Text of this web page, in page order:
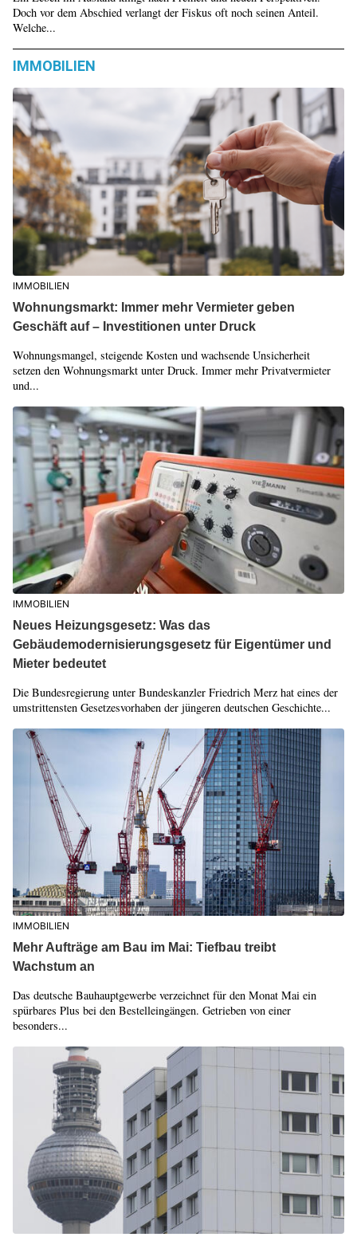
Doch vor dem Abschied verlangt der Fiskus oft noch seinen Anteil.
Welche...
IMMOBILIEN
IMMOBILIEN
Wohnungsmarkt: Immer mehr Vermieter geben
Geschäft auf – Investitionen unter Druck
Wohnungsmangel, steigende Kosten und wachsende Unsicherheit
setzen den Wohnungsmarkt unter Druck. Immer mehr Privatvermieter
und...
IMMOBILIEN
Neues Heizungsgesetz: Was das
Gebäudemodernisierungsgesetz für Eigentümer und
Mieter bedeutet
Die Bundesregierung unter Bundeskanzler Friedrich Merz hat eines der
umstrittensten Gesetzesvorhaben der jüngeren deutschen Geschichte...
IMMOBILIEN
Mehr Aufträge am Bau im Mai: Tiefbau treibt
Wachstum an
Das deutsche Bauhauptgewerbe verzeichnet für den Monat Mai ein
spürbares Plus bei den Bestelleingängen. Getrieben von einer
besonders...